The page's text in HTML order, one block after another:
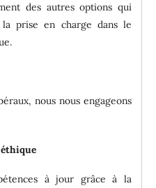
des autres options qui
prise en charge dans le
nous nous engageons
à jour grâce à la